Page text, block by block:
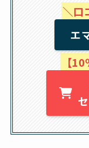
＼口
エ
【